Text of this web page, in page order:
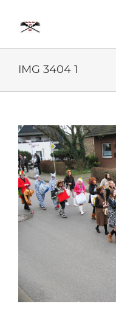
Inhalt
IMG 3404 1